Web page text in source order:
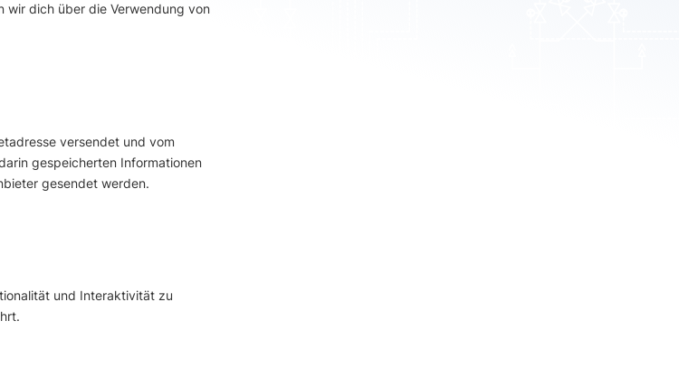
wir dich über die Verwendung von
versendet und vom
gespeicherten Informationen
gesendet werden.
und Interaktivität zu